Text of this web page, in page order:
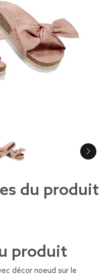
du produit
produit
décor noeud sur le